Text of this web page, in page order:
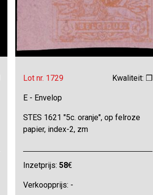
Lot nr. 1729 Kwaliteit: ❒
E - Envelop
STES 1621 "5c. oranje", op felroze
papier, index-2, zm
Inzetprijs: 58€
Verkoopprijs: -